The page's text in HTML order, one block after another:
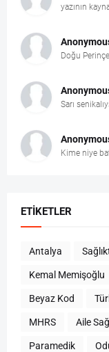
yazının
Doğu
Sarı
Kime niye
ETIKETLER
Antalya
Kemal Memişoğlu
Beyaz Kod
MHRS Aile
Paramedik